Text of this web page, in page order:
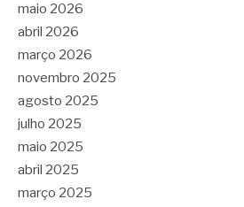
maio 2026
abril 2026
março 2026
novembro 2025
agosto 2025
julho 2025
maio 2025
abril 2025
março 2025